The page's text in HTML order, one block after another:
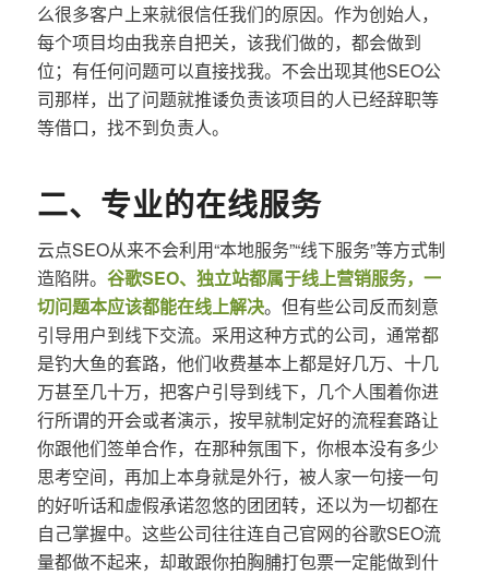
么很多客户上来就很信任我们的原因。作为创始人，
每个项目均由我亲自把关，该我们做的，都会做到
位；有任何问题可以直接找我。不会出现其他SEO公
司那样，出了问题就推诿负责该项目的人已经辞职等
等借口，找不到负责人。
二、专业的在线服务
云点SEO从来不会利用“本地服务”“线下服务”等方式制
造陷阱。 谷歌SEO、独立站都属于线上营销服务，一
切问题本应该都能在线上解决。但有些公司反而刻意
引导用户到线下交流。采用这种方式的公司，通常都
是钓大鱼的套路，他们收费基本上都是好几万、十几
万甚至几十万，把客户引导到线下，几个人围着你进
行所谓的开会或者演示，按早就制定好的流程套路让
你跟他们签单合作，在那种氛围下，你根本没有多少
思考空间，再加上本身就是外行，被人家一句接一句
的好听话和虚假承诺忽悠的团团转，还以为一切都在
自己掌握中。这些公司往往连自己官网的谷歌SEO流
量都做不起来，却敢跟你拍胸脯打包票一定能做到什